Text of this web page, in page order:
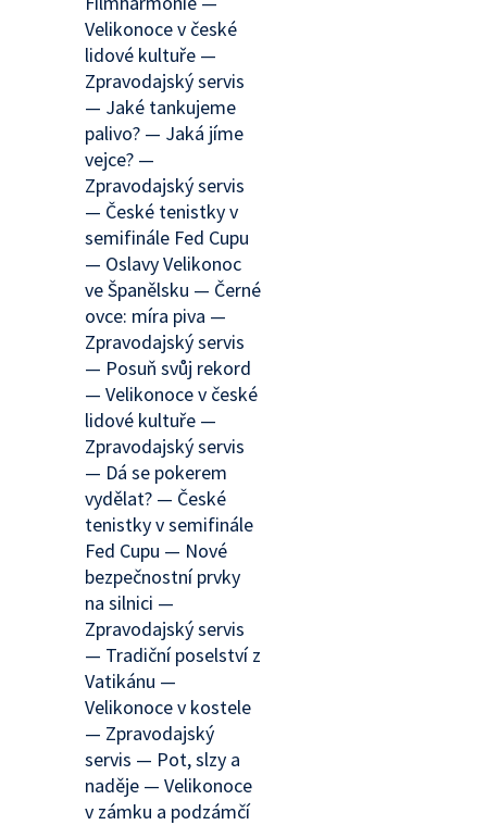
Velikonoce v české
lidové kultuře —
Zpravodajský servis
— Jaké tankujeme
palivo? — Jaká jíme
vejce? —
Zpravodajský servis
— České tenistky v
semifinále Fed Cupu
— Oslavy Velikonoc
ve Španělsku — Černé
ovce: míra piva —
Zpravodajský servis
— Posuň svůj rekord
— Velikonoce v české
lidové kultuře —
Zpravodajský servis
— Dá se pokerem
vydělat? — České
tenistky v semifinále
Fed Cupu — Nové
bezpečnostní prvky
na silnici —
Zpravodajský servis
— Tradiční poselství z
Vatikánu —
Velikonoce v kostele
— Zpravodajský
servis — Pot, slzy a
naděje — Velikonoce
v zámku a podzámčí